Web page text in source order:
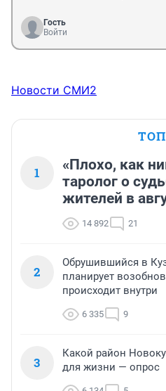
Гость
Войти
Новости СМИ2
1
«Плохо, как
таролог о
жителей в
14 892 21
2
Обрушившийся в
планирует
происходит внутри
6 335 9
3
Какой район
для жизни — опрос